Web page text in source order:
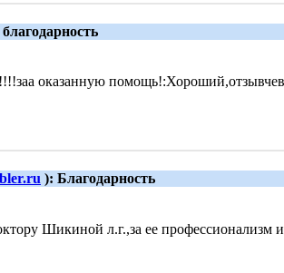
оказанную
): Благодарность
Шикиной л.г.,за ее